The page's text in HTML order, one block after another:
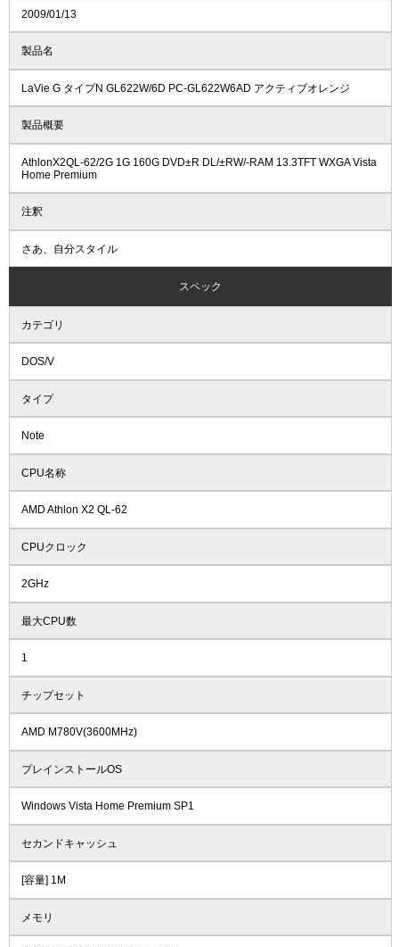
2009/01/13
製品名
LaVie G タイプN GL622W/6D PC-GL622W6AD アクティブオレンジ
製品概要
AthlonX2QL-62/2G 1G 160G DVD±R DL/±RW/-RAM 13.3TFT WXGA Vista
Home Premium
注釈
さあ、自分スタイル
スペック
カテゴリ
DOS/V
タイプ
Note
CPU名称
AMD Athlon X2 QL-62
CPUクロック
2GHz
最大CPU数
1
チップセット
AMD M780V(3600MHz)
プレインストールOS
Windows Vista Home Premium SP1
セカンドキャッシュ
[容量] 1M
メモリ